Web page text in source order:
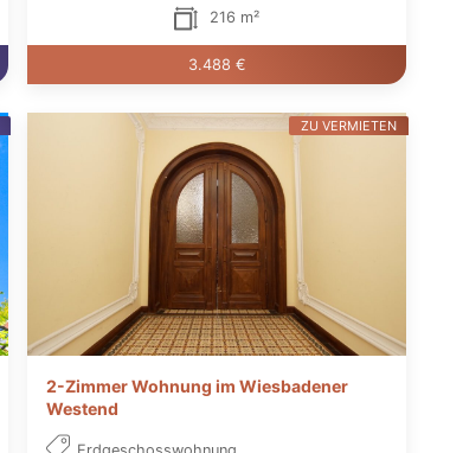
216 m²
3.488 €
2-Zimmer Wohnung im Wiesbadener
Westend
ZU VERMIETEN